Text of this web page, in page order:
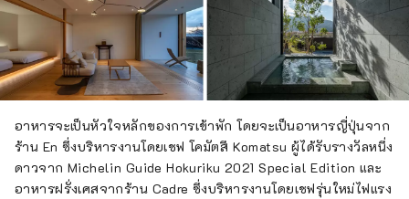
อาหารจะเป็นหัวใจหลักของการเข้าพัก โดยจะเป็นอาหารญี่ปุ่นจาก
ร้าน En ซึ่งบริหารงานโดยเชฟ โคมัตสึ Komatsu ผู้ได้รับรางวัลหนึ่ง
ดาวจาก Michelin Guide Hokuriku 2021 Special Edition และ
อาหารฝรั่งเศสจากร้าน Cadre ซึ่งบริหารงานโดยเชฟรุ่นใหม่ไฟแรง